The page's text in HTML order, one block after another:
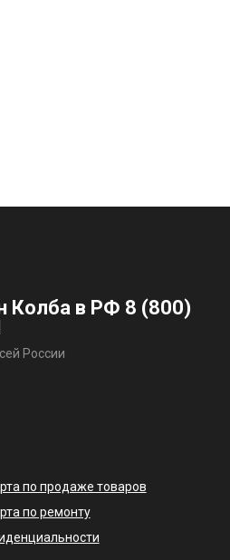
8 (800)
России
по продаже товаров
по ремонту